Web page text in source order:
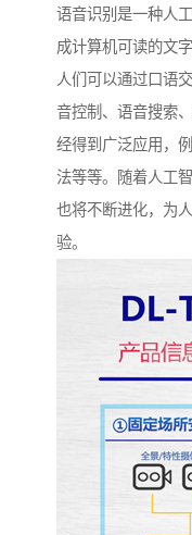
语音识别是一种人
成计算机可读的文
人们可以通过口语
音控制、语音搜索
经得到广泛应用，
法等等。随着人工
也将不断进化，为
验。